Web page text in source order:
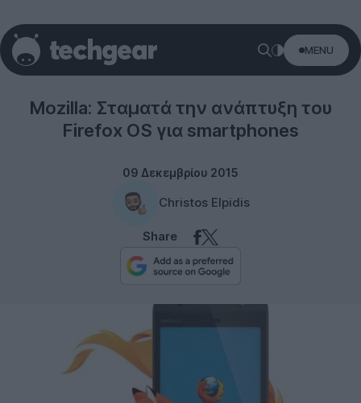
MENU
Mozilla: Σταματά την ανάπτυξη του
Firefox OS για smartphones
09 Δεκεμβρίου 2015
Christos Elpidis
Share